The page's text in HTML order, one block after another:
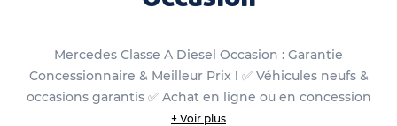
Mercedes Classe A Diesel Occasion : Garantie
Concessionnaire & Meilleur Prix ! ✅ Véhicules neufs &
occasions garantis ✅ Achat en ligne ou en concession
+ Voir plus